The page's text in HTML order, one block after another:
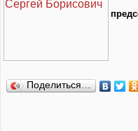
Поделиться…